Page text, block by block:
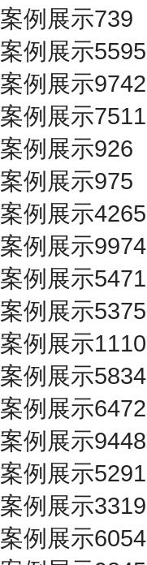
案例展示739
案例展示5595
案例展示9742
案例展示7511
案例展示926
案例展示975
案例展示4265
案例展示9974
案例展示5471
案例展示5375
案例展示1110
案例展示5834
案例展示6472
案例展示9448
案例展示5291
案例展示3319
案例展示6054